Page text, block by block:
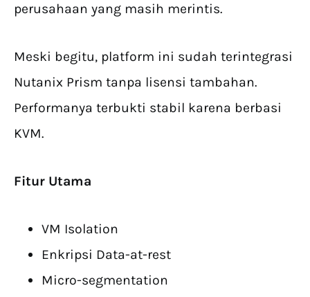
perusahaan yang masih merintis.
Meski begitu, platform ini sudah terintegrasi
Nutanix Prism tanpa lisensi tambahan.
Performanya terbukti stabil karena berbasi
KVM.
Fitur Utama
VM Isolation
Enkripsi Data-at-rest
Micro-segmentation